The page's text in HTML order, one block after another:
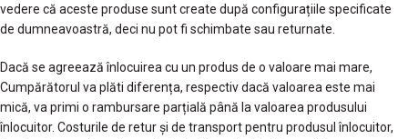
vedere că aceste produse sunt create după configurațiile specificate
de dumneavoastră, deci nu pot fi schimbate sau returnate.
Dacă se agreează înlocuirea cu un produs de o valoare mai mare,
Cumpărătorul va plăti diferența, respectiv dacă valoarea este mai
mică, va primi o rambursare parțială până la valoarea produsului
înlocuitor. Costurile de retur și de transport pentru produsul înlocuitor,